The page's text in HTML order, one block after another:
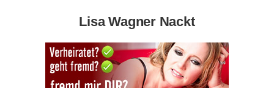
Lisa Wagner Nackt